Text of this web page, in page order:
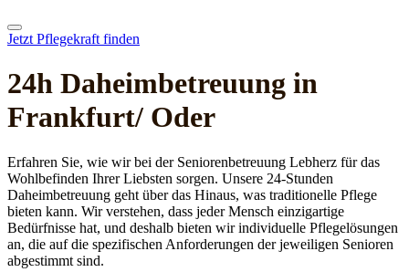
Jetzt Pflegekraft finden
24h Daheim­betreuung in
Frankfurt/ Oder
Erfahren Sie, wie wir bei der Seniorenbetreuung Lebherz für das
Wohlbefinden Ihrer Liebsten sorgen. Unsere 24-Stunden
Daheimbetreuung geht über das Hinaus, was traditionelle Pflege
bieten kann. Wir verstehen, dass jeder Mensch einzigartige
Bedürfnisse hat, und deshalb bieten wir individuelle Pflegelösungen
an, die auf die spezifischen Anforderungen der jeweiligen Senioren
abgestimmt sind.